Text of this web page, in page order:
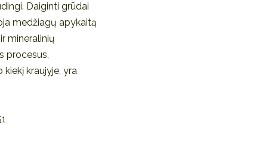
Daiginti grūdai
medžiagų apykaitą
mineralinių
procesus,
kraujyje, yra